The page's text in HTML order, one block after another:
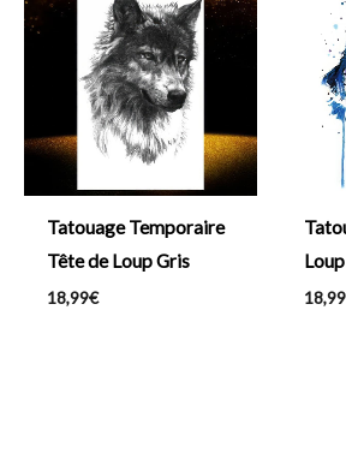
Tatouage Temporaire
Tête de Loup Gris
18,99€ 18,99